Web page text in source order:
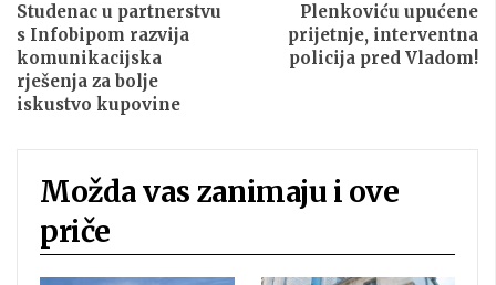
Studenac u partnerstvu
s Infobipom razvija
komunikacijska
rješenja za bolje
iskustvo kupovine
Plenkoviću upućene
prijetnje, interventna
policija pred Vladom!
Možda vas zanimaju i ove
priče